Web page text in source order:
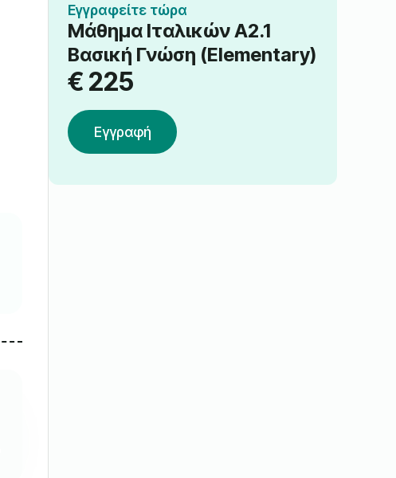
Εγγραφείτε τώρα
Μάθημα Ιταλικών A2.1
Βασική Γνώση (Elementary)
€ 225
Εγγραφή